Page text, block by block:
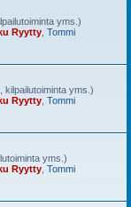
yms.)
Ryytty Tommi
kilpailutoiminta yms.)
Ryytty Tommi
yms.)
Ryytty Tommi